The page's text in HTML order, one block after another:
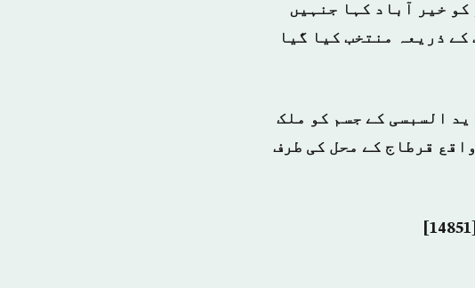
کو خیر آباد کہا جنہیں
کے ذریعہ منتخب کیا گیا
السبسی کے جسم کو ملک
قرطاج کے محل کی طرف